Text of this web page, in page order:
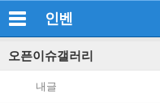
인벤
오픈이슈갤러리
내글